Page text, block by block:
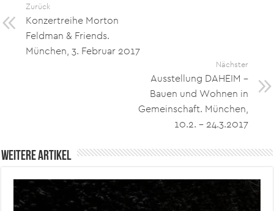
Zurück
Konzertreihe Morton
Feldman & Friends.
München, 3. Februar 2017
Nächster
Ausstellung DAHEIM –
Bauen und Wohnen in
Gemeinschaft. München,
10.2. – 24.3.2017
Weitere Artikel